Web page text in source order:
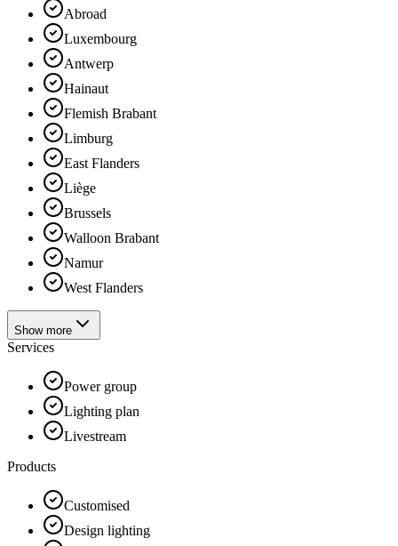
Abroad
Luxembourg
Antwerp
Hainaut
Flemish Brabant
Limburg
East Flanders
Liège
Brussels
Walloon Brabant
Namur
West Flanders
Show more
Services
Power group
Lighting plan
Livestream
Products
Customised
Design lighting